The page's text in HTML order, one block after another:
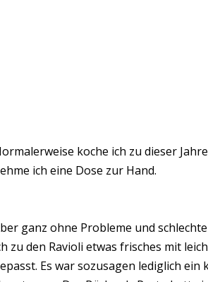
koche ich zu dieser
ich eine Dose zur Hand.
ganz ohne Probleme und
zu den Ravioli etwas frisches mit
Es war sozusagen lediglich